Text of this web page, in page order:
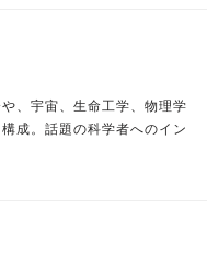
、宇宙、生命工学、物理学
成。話題の科学者へのイン